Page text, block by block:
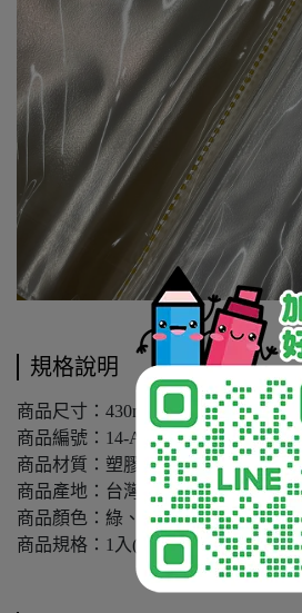
規格說明
商品尺寸：430mmx327mmx側寬17mm
商品編號：14-A320
商品材質：塑膠PP
商品產地：台灣
商品顏色：綠、藍、黃、黑
商品規格：1入(20張資料袋)